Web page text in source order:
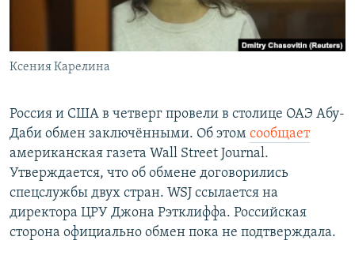
Ксения Карелина
Россия и США в четверг провели в столице ОАЭ Абу-
Даби обмен заключёнными. Об этом сообщает
американская газета Wall Street Journal.
Утверждается, что об обмене договорились
спецслужбы двух стран. WSJ ссылается на
директора ЦРУ Джона Рэтклиффа. Российская
сторона официально обмен пока не подтверждала.